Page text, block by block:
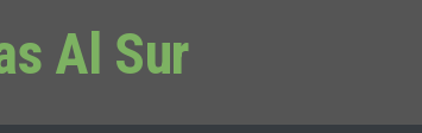
Al Sur